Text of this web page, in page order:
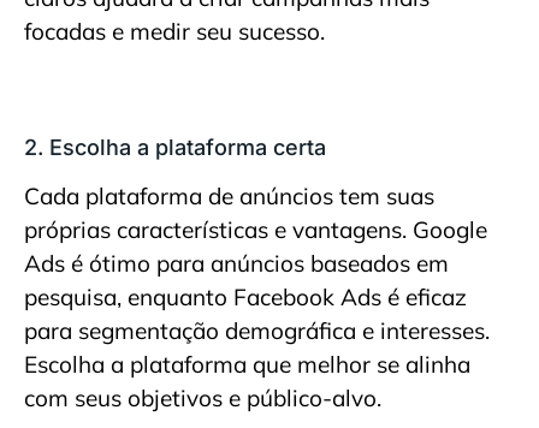
focadas e medir seu sucesso.
2. Escolha a plataforma certa
Cada plataforma de anúncios tem suas
próprias características e vantagens. Google
Ads é ótimo para anúncios baseados em
pesquisa, enquanto Facebook Ads é eficaz
para segmentação demográfica e interesses.
Escolha a plataforma que melhor se alinha
com seus objetivos e público-alvo.